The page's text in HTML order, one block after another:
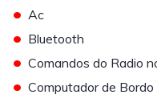
• Ac
• Bluetooth
• Comandos do Radio
• Computador de Bordo